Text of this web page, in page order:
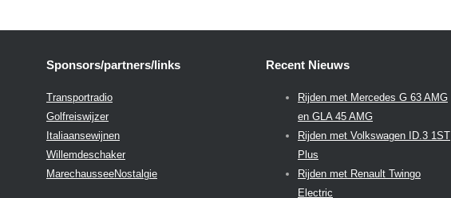
Sponsors/partners/links
Transportradio
Golfreiswijzer
Italiaansewijnen
Willemdeschaker
MarechausseeNostalgie
Recent Nieuws
Rijden met Mercedes G 63 AMG
en GLA 45 AMG
Rijden met Volkswagen ID.3 1ST
Plus
Rijden met Renault Twingo
Electric